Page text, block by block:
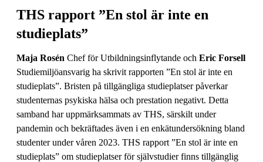
THS rapport ”En stol är inte en
studieplats”
Maja Rosén Chef för Utbildningsinflytande och Eric Forsell
Studiemiljöansvarig ha skrivit rapporten ”En stol är inte en
studieplats”. Bristen på tillgängliga studieplatser påverkar
studenternas psykiska hälsa och prestation negativt. Detta
samband har uppmärksammats av THS, särskilt under
pandemin och bekräftades även i en enkätundersökning bland
studenter under våren 2023. THS rapport ”En stol är inte en
studieplats” om studieplatser för självstudier finns tillgänglig